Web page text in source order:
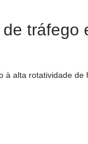
tráfego
alta rotatividade